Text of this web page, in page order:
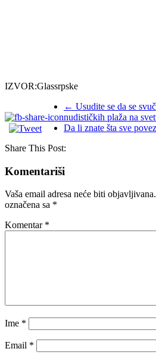
IZVOR:Glassrpske
← Usudite se da se
nudističkih plaža na
Da li znate šta sve
Share This Post:
Komentariši
Vaša email adresa neće biti objavljivana.
označena sa *
Komentar *
Ime *
Email *